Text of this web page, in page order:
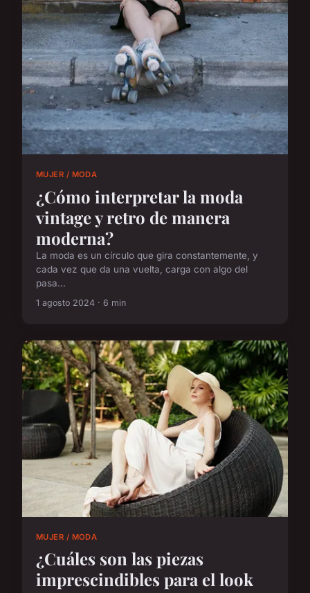
MUJER / MODA
¿Cómo interpretar la moda
vintage y retro de manera
moderna?
La moda es un círculo que gira constantemente, y
cada vez que da una vuelta, carga con algo del
pasa...
1 agosto 2024 · 6 min
MUJER / MODA
¿Cuáles son las piezas
imprescindibles para el look